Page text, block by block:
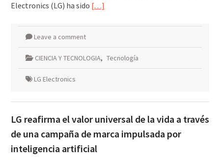
Electronics (LG) ha sido […]
Leave a comment
CIENCIA Y TECNOLOGIA, Tecnología
LG Electronics
LG reafirma el valor universal de la vida a través
de una campaña de marca impulsada por
inteligencia artificial